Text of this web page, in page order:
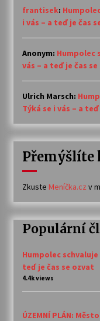
frantisek:
i vás – a teď je čas
Anonym: Humpolec
vás – a teď je čas
Ulrich Marsch:
Týká se i vás – a
Přemýšlíte
Zkuste Meníčka.cz v
Populární
Humpolec
teď je čas se ozvat
4.4k views
ÚZEMNÍ PLÁN: